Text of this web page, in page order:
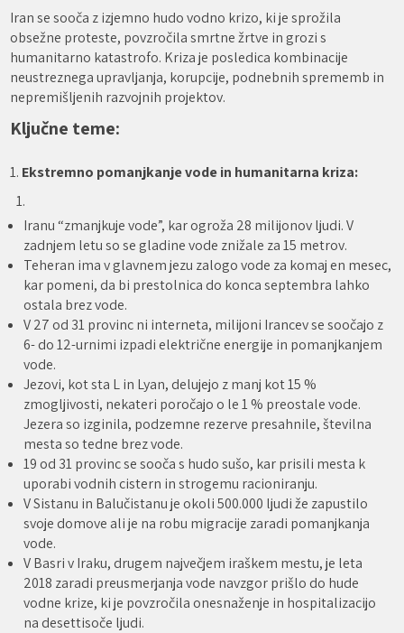
Iran se sooča z izjemno hudo vodno krizo, ki je sprožila
obsežne proteste, povzročila smrtne žrtve in grozi s
humanitarno katastrofo. Kriza je posledica kombinacije
neustreznega upravljanja, korupcije, podnebnih sprememb in
nepremišljenih razvojnih projektov.
Ključne teme:
1. Ekstremno pomanjkanje vode in humanitarna kriza:
Iranu “zmanjkuje vode”, kar ogroža 28 milijonov ljudi. V
zadnjem letu so se gladine vode znižale za 15 metrov.
Teheran ima v glavnem jezu zalogo vode za komaj en mesec,
kar pomeni, da bi prestolnica do konca septembra lahko
ostala brez vode.
V 27 od 31 provinc ni interneta, milijoni Irancev se soočajo z
6- do 12-urnimi izpadi električne energije in pomanjkanjem
vode.
Jezovi, kot sta L in Lyan, delujejo z manj kot 15 %
zmogljivosti, nekateri poročajo o le 1 % preostale vode.
Jezera so izginila, podzemne rezerve presahnile, številna
mesta so tedne brez vode.
19 od 31 provinc se sooča s hudo sušo, kar prisili mesta k
uporabi vodnih cistern in strogemu racioniranju.
V Sistanu in Balučistanu je okoli 500.000 ljudi že zapustilo
svoje domove ali je na robu migracije zaradi pomanjkanja
vode.
V Basri v Iraku, drugem največjem iraškem mestu, je leta
2018 zaradi preusmerjanja vode navzgor prišlo do hude
vodne krize, ki je povzročila onesnaženje in hospitalizacijo
na desettisoče ljudi.